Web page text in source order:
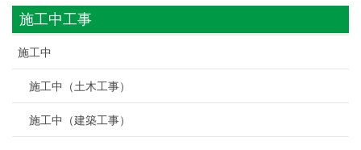
施工中工事
施工中
施工中（土木工事）
施工中（建築工事）